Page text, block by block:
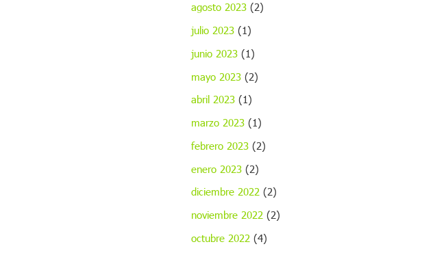
agosto 2023 (2)
julio 2023 (1)
junio 2023 (1)
mayo 2023 (2)
abril 2023 (1)
marzo 2023 (1)
febrero 2023 (2)
enero 2023 (2)
diciembre 2022 (2)
noviembre 2022 (2)
octubre 2022 (4)